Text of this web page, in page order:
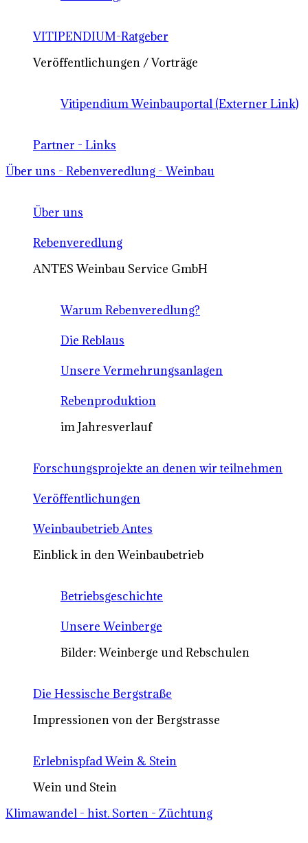
VITIPENDIUM-Ratgeber
Veröffentlichungen / Vorträge
Vitipendium Weinbauportal (Externer Link)
Partner - Links
Über uns - Rebenveredlung - Weinbau
Über uns
Rebenveredlung
ANTES Weinbau Service GmbH
Warum Rebenveredlung?
Die Reblaus
Unsere Vermehrungsanlagen
Rebenproduktion
im Jahresverlauf
Forschungsprojekte an denen wir teilnehmen
Veröffentlichungen
Weinbaubetrieb Antes
Einblick in den Weinbaubetrieb
Betriebsgeschichte
Unsere Weinberge
Bilder: Weinberge und Rebschulen
Die Hessische Bergstraße
Impressionen von der Bergstrasse
Erlebnispfad Wein & Stein
Wein und Stein
Klimawandel - hist. Sorten - Züchtung